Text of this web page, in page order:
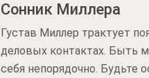
Сонник Миллера
Густав Миллер трактует
деловых контактах. Быть
себя непорядочно.